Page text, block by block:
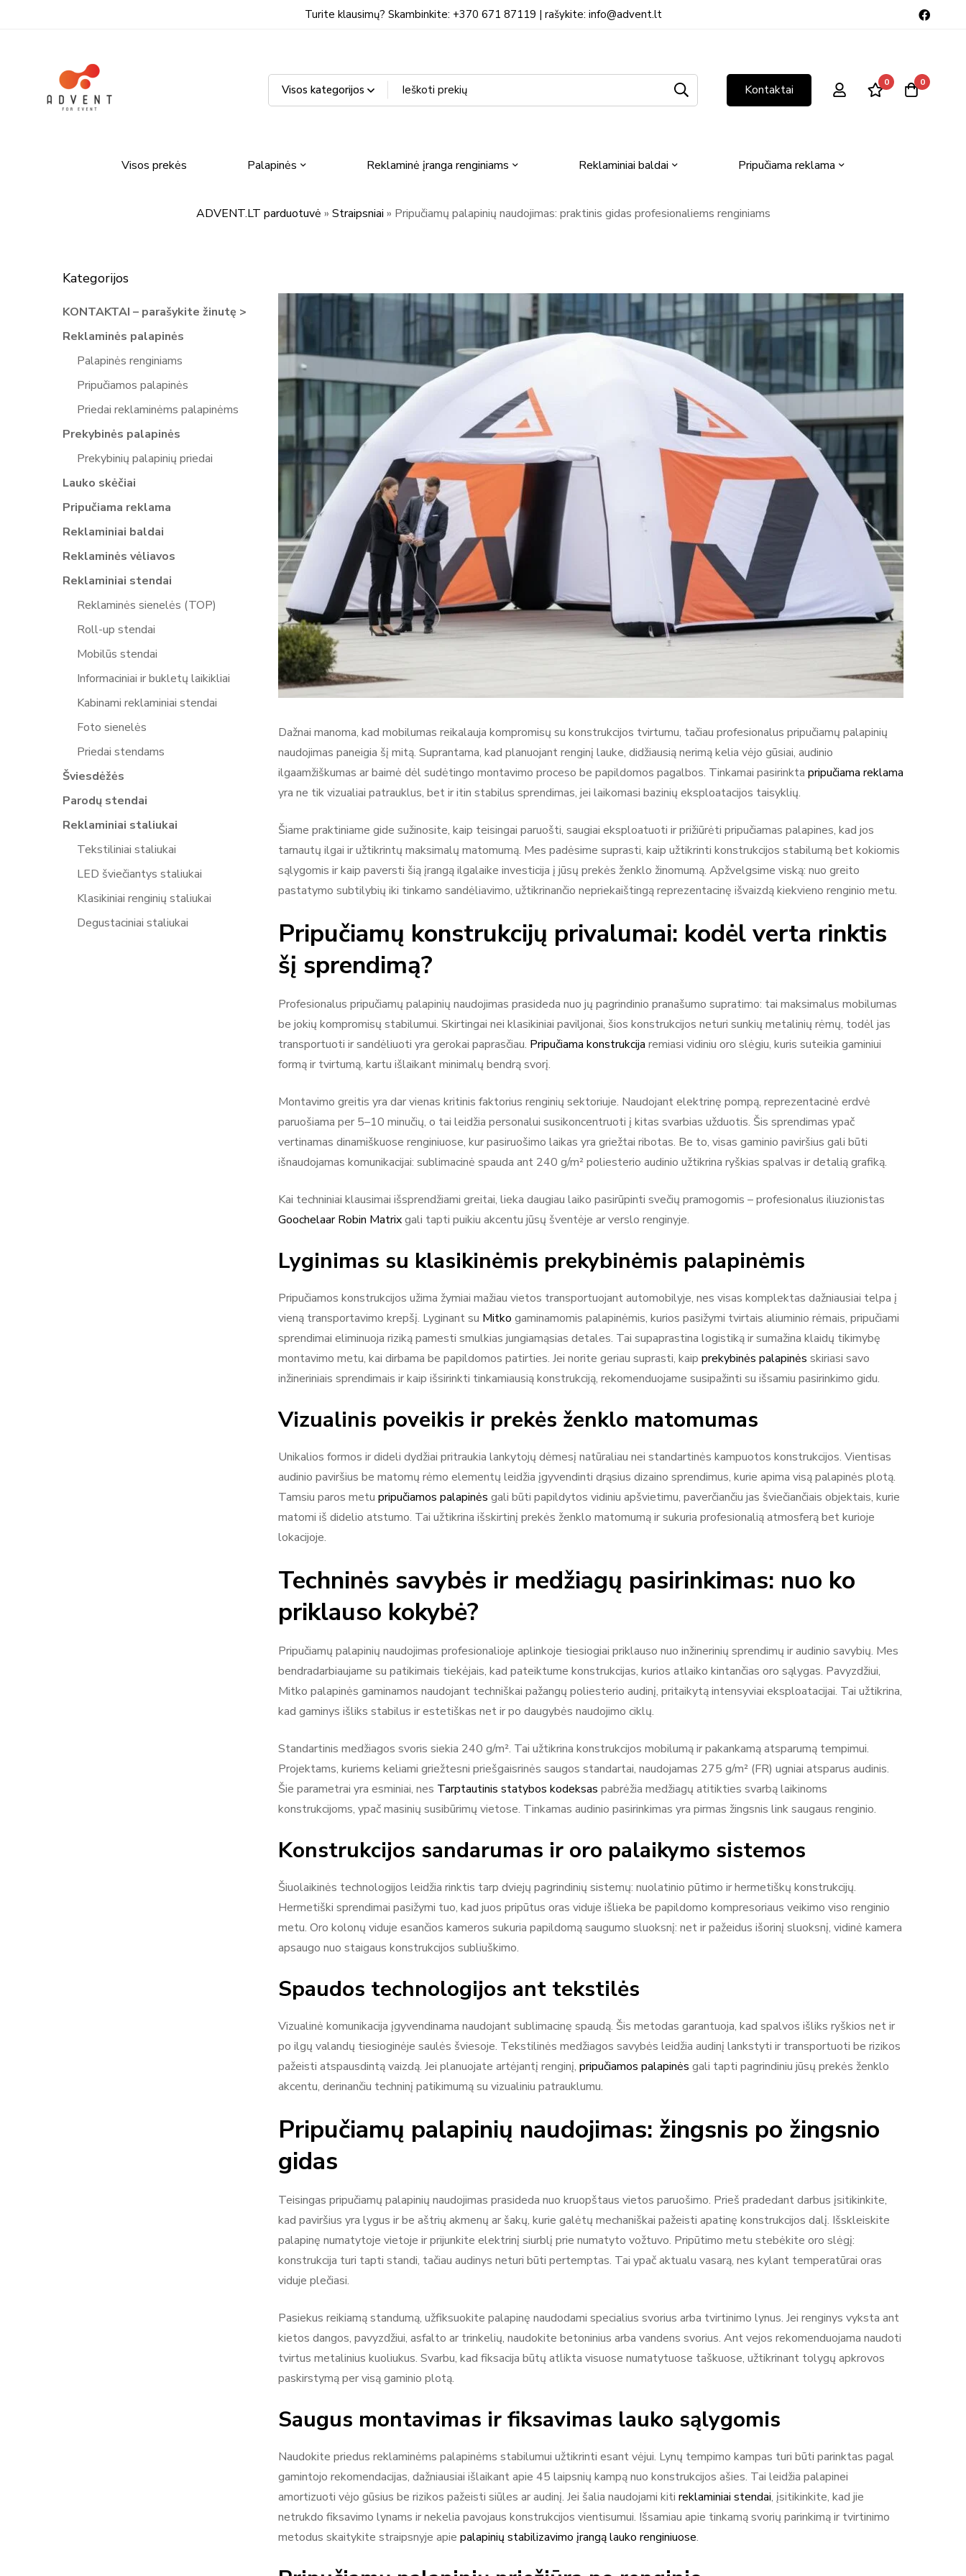
Turite klausimų? Skambinkite: +370 671 87119 | rašykite: info@advent.lt
Kontaktai 0 0
Visos prekės Palapinės Reklaminė įranga renginiams Reklaminiai baldai Pripučiama reklama
ADVENT.LT parduotuvė » Straipsniai » Pripučiamų palapinių naudojimas: praktinis gidas profesionaliems renginiams
Kategorijos
KONTAKTAI – parašykite žinutę >
Reklaminės palapinės
Palapinės renginiams
Pripučiamos palapinės
Priedai reklaminėms palapinėms
Prekybinės palapinės
Prekybinių palapinių priedai
Lauko skėčiai
Pripučiama reklama
Reklaminiai baldai
Reklaminės vėliavos
Reklaminiai stendai
Reklaminės sienelės (TOP)
Roll-up stendai
Mobilūs stendai
Informaciniai ir bukletų laikikliai
Kabinami reklaminiai stendai
Foto sienelės
Priedai stendams
Šviesdėžės
Parodų stendai
Reklaminiai staliukai
Tekstiliniai staliukai
LED šviečiantys staliukai
Klasikiniai renginių staliukai
Degustaciniai staliukai
Dažnai manoma, kad mobilumas reikalauja kompromisų su konstrukcijos tvirtumu, tačiau profesionalus pripučiamų palapinių
naudojimas paneigia šį mitą. Suprantama, kad planuojant renginį lauke, didžiausią nerimą kelia vėjo gūsiai, audinio
ilgaamžiškumas ar baimė dėl sudėtingo montavimo proceso be papildomos pagalbos. Tinkamai pasirinkta pripučiama reklama
yra ne tik vizualiai patrauklus, bet ir itin stabilus sprendimas, jei laikomasi bazinių eksploatacijos taisyklių.
Šiame praktiniame gide sužinosite, kaip teisingai paruošti, saugiai eksploatuoti ir prižiūrėti pripučiamas palapines, kad jos
tarnautų ilgai ir užtikrintų maksimalų matomumą. Mes padėsime suprasti, kaip užtikrinti konstrukcijos stabilumą bet kokiomis
sąlygomis ir kaip paversti šią įrangą ilgalaike investicija į jūsų prekės ženklo žinomumą. Apžvelgsime viską: nuo greito
pastatymo subtilybių iki tinkamo sandėliavimo, užtikrinančio nepriekaištingą reprezentacinę išvaizdą kiekvieno renginio metu.
Pripučiamų konstrukcijų privalumai: kodėl verta rinktis
šį sprendimą?
Profesionalus pripučiamų palapinių naudojimas prasideda nuo jų pagrindinio pranašumo supratimo: tai maksimalus mobilumas
be jokių kompromisų stabilumui. Skirtingai nei klasikiniai paviljonai, šios konstrukcijos neturi sunkių metalinių rėmų, todėl jas
transportuoti ir sandėliuoti yra gerokai paprasčiau. Pripučiama konstrukcija remiasi vidiniu oro slėgiu, kuris suteikia gaminiui
formą ir tvirtumą, kartu išlaikant minimalų bendrą svorį.
Montavimo greitis yra dar vienas kritinis faktorius renginių sektoriuje. Naudojant elektrinę pompą, reprezentacinė erdvė
paruošiama per 5–10 minučių, o tai leidžia personalui susikoncentruoti į kitas svarbias užduotis. Šis sprendimas ypač
vertinamas dinamiškuose renginiuose, kur pasiruošimo laikas yra griežtai ribotas. Be to, visas gaminio paviršius gali būti
išnaudojamas komunikacijai: sublimacinė spauda ant 240 g/m² poliesterio audinio užtikrina ryškias spalvas ir detalią grafiką.
Kai techniniai klausimai išsprendžiami greitai, lieka daugiau laiko pasirūpinti svečių pramogomis – profesionalus iliuzionistas
Goochelaar Robin Matrixgali tapti puikiu akcentu jūsų šventėje ar verslo renginyje.
Lyginimas su klasikinėmis prekybinėmis palapinėmis
Pripučiamos konstrukcijos užima žymiai mažiau vietos transportuojant automobilyje, nes visas komplektas dažniausiai telpa į
vieną transportavimo krepšį. Lyginant su Mitko gaminamomis palapinėmis, kurios pasižymi tvirtais aliuminio rėmais, pripučiami
sprendimai eliminuoja riziką pamesti smulkias jungiamąsias detales. Tai supaprastina logistiką ir sumažina klaidų tikimybę
montavimo metu, kai dirbama be papildomos patirties. Jei norite geriau suprasti, kaip prekybinės palapinės skiriasi savo
inžineriniais sprendimais ir kaip išsirinkti tinkamiausią konstrukciją, rekomenduojame susipažinti su išsamiu pasirinkimo gidu.
Vizualinis poveikis ir prekės ženklo matomumas
Unikalios formos ir dideli dydžiai pritraukia lankytojų dėmesį natūraliau nei standartinės kampuotos konstrukcijos. Vientisas
audinio paviršius be matomų rėmo elementų leidžia įgyvendinti drąsius dizaino sprendimus, kurie apima visą palapinės plotą.
Tamsiu paros metu pripučiamos palapinės gali būti papildytos vidiniu apšvietimu, paverčiančiu jas šviečiančiais objektais, kurie
matomi iš didelio atstumo. Tai užtikrina išskirtinį prekės ženklo matomumą ir sukuria profesionalią atmosferą bet kurioje
lokacijoje.
Techninės savybės ir medžiagų pasirinkimas: nuo ko
priklauso kokybė?
Pripučiamų palapinių naudojimas profesionalioje aplinkoje tiesiogiai priklauso nuo inžinerinių sprendimų ir audinio savybių. Mes
bendradarbiaujame su patikimais tiekėjais, kad pateiktume konstrukcijas, kurios atlaiko kintančias oro sąlygas. Pavyzdžiui,
Mitko palapinės gaminamos naudojant techniškai pažangų poliesterio audinį, pritaikytą intensyviai eksploatacijai. Tai užtikrina,
kad gaminys išliks stabilus ir estetiškas net ir po daugybės naudojimo ciklų.
Standartinis medžiagos svoris siekia 240 g/m². Tai užtikrina konstrukcijos mobilumą ir pakankamą atsparumą tempimui.
Projektams, kuriems keliami griežtesni priešgaisrinės saugos standartai, naudojamas 275 g/m² (FR) ugniai atsparus audinis.
Šie parametrai yra esminiai, nes Tarptautinis statybos kodeksas pabrėžia medžiagų atitikties svarbą laikinoms
konstrukcijoms, ypač masinių susibūrimų vietose. Tinkamas audinio pasirinkimas yra pirmas žingsnis link saugaus renginio.
Konstrukcijos sandarumas ir oro palaikymo sistemos
Šiuolaikinės technologijos leidžia rinktis tarp dviejų pagrindinių sistemų: nuolatinio pūtimo ir hermetiškų konstrukcijų.
Hermetiški sprendimai pasižymi tuo, kad juos pripūtus oras viduje išlieka be papildomo kompresoriaus veikimo viso renginio
metu. Oro kolonų viduje esančios kameros sukuria papildomą saugumo sluoksnį: net ir pažeidus išorinį sluoksnį, vidinė kamera
apsaugo nuo staigaus konstrukcijos subliuškimo.
Spaudos technologijos ant tekstilės
Vizualinė komunikacija įgyvendinama naudojant sublimacinę spaudą. Šis metodas garantuoja, kad spalvos išliks ryškios net ir
po ilgų valandų tiesioginėje saulės šviesoje. Tekstilinės medžiagos savybės leidžia audinį lankstyti ir transportuoti be rizikos
pažeisti atspausdintą vaizdą. Jei planuojate artėjantį renginį, pripučiamos palapinės gali tapti pagrindiniu jūsų prekės ženklo
akcentu, derinančiu techninį patikimumą su vizualiniu patrauklumu.
Pripučiamų palapinių naudojimas: žingsnis po žingsnio
gidas
Teisingas pripučiamų palapinių naudojimas prasideda nuo kruopštaus vietos paruošimo. Prieš pradedant darbus įsitikinkite,
kad paviršius yra lygus ir be aštrių akmenų ar šakų, kurie galėtų mechaniškai pažeisti apatinę konstrukcijos dalį. Išskleiskite
palapinę numatytoje vietoje ir prijunkite elektrinį siurblį prie numatyto vožtuvo. Pripūtimo metu stebėkite oro slėgį:
konstrukcija turi tapti standi, tačiau audinys neturi būti pertemptas. Tai ypač aktualu vasarą, nes kylant temperatūrai oras
viduje plečiasi.
Pasiekus reikiamą standumą, užfiksuokite palapinę naudodami specialius svorius arba tvirtinimo lynus. Jei renginys vyksta ant
kietos dangos, pavyzdžiui, asfalto ar trinkelių, naudokite betoninius arba vandens svorius. Ant vejos rekomenduojama naudoti
tvirtus metalinius kuoliukus. Svarbu, kad fiksacija būtų atlikta visuose numatytuose taškuose, užtikrinant tolygų apkrovos
paskirstymą per visą gaminio plotą.
Saugus montavimas ir fiksavimas lauko sąlygomis
Naudokite priedus reklaminėms palapinėms stabilumui užtikrinti esant vėjui. Lynų tempimo kampas turi būti parinktas pagal
gamintojo rekomendacijas, dažniausiai išlaikant apie 45 laipsnių kampą nuo konstrukcijos ašies. Tai leidžia palapinei
amortizuoti vėjo gūsius be rizikos pažeisti siūles ar audinį. Jei šalia naudojami kiti reklaminiai stendai, įsitikinkite, kad jie
netrukdo fiksavimo lynams ir nekelia pavojaus konstrukcijos vientisumui. Išsamiau apie tinkamą svorių parinkimą ir tvirtinimo
metodus skaitykite straipsnyje apie palapinių stabilizavimo įrangą lauko renginiuose.